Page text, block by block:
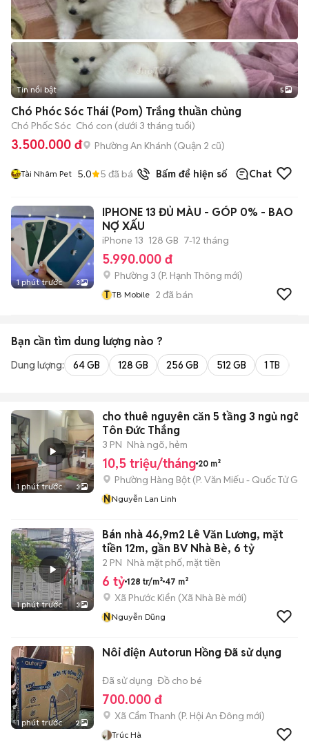
Tin nổi bật 5
Chó Phóc Sóc Thái (Pom) Trắng thuần chủng
Chó Phốc Sóc Chó con (dưới 3 tháng tuổi)
3.500.000 đ Phường An Khánh (Quận 2 cũ)
Tài Nhâm Pet 5.0 5 đã bán Bấm để hiện số Chat
1 phút trước 3
IPHONE 13 ĐỦ MÀU - GÓP 0% - BAO
NỢ XẤU
iPhone 13 128 GB 7-12 tháng
5.990.000 đ
Phường 3 (P. Hạnh Thông mới)
T TB Mobile 2 đã bán
Bạn cần tìm dung lượng nào ?
Dung lượng: 64 GB 128 GB 256 GB 512 GB 1 TB
1 phút trước 3
cho thuê nguyên căn 5 tầng 3 ngủ ngõ
Tôn Đức Thắng
3 PN Nhà ngõ, hẻm
10,5 triệu/tháng 20 m²
Phường Hàng Bột (P. Văn Miếu - Quốc Tử
NNguyễn Lan Linh
1 phút trước 3
Bán nhà 46,9m2 Lê Văn Lương, mặt
tiền 12m, gần BV Nhà Bè, 6 tỷ
2 PN Nhà mặt phố, mặt tiền
6 tỷ 128 tr/m² 47 m²
Xã Phước Kiển (Xã Nhà Bè mới)
NNguyễn Dũng
1 phút trước 2
Nôi điện Autorun Hồng Đã sử dụng
Đã sử dụng Đồ cho bé
700.000 đ
Xã Cẩm Thanh (P. Hội An Đông mới)
Trúc Hà